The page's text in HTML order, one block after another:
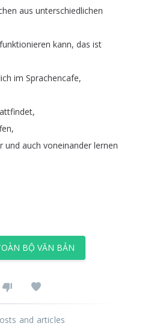
aus unterschiedlichen
funktionieren kann, das ist
im Sprachencafe,
,
,
und auch voneinander lernen
BỘ VĂN BẢN
and articles